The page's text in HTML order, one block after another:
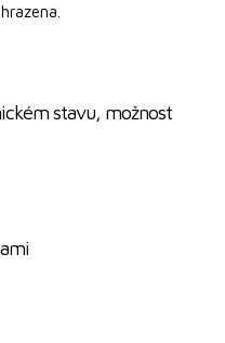
stavu, možnost